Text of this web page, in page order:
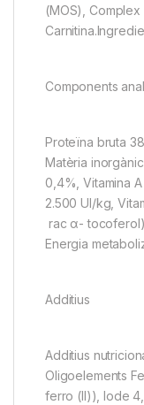
(MOS),
Components
Proteïna bruta
Matèria
0,4%, Vitamina
2.500 UI/kg,
rac α- tocoferol)
Energia
Additius
Additius
Oligoelements
ferro (II)), Iode